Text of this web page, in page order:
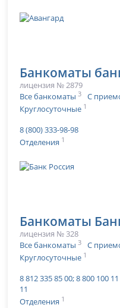
Банкоматы
лицензия № 2879
Все банкоматы 3 С
Круглосуточные 1
8 (800) 333-98-98
Отделения 1
Банкоматы
лицензия № 328
Все банкоматы 3 С
Круглосуточные 1
8 812 335 85 00; 8 800 100 11
11
Отделения 1